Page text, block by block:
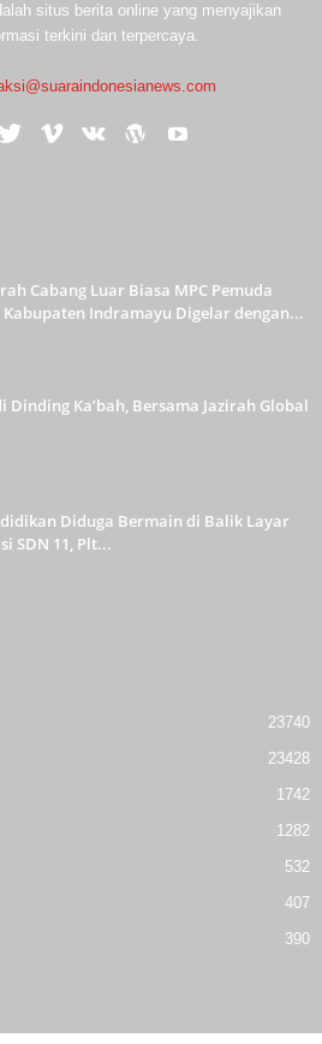
situs berita online yang menyajikan
terkini dan terpercaya.
Cabang Luar Biasa MPC Pemuda
Kabupaten Indramayu Digelar dengan...
Dinding Ka’bah, Bersama Jazirah Global
Diduga Bermain di Balik Layar
SDN 11, Plt...
23740
23428
1742
1282
532
407
390